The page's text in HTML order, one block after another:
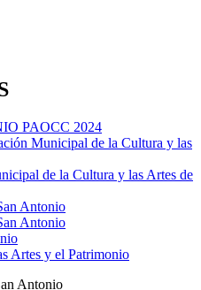
PAOCC 2024
Municipal de la Cultura y las
de la Cultura y las Artes de
Antonio
Antonio
Artes y el Patrimonio
Antonio